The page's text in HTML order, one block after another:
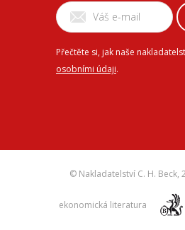
Přečtěte si, jak naše
osobními údaji.
© Nakladatelství C. H. Beck,
ekonomická literatura